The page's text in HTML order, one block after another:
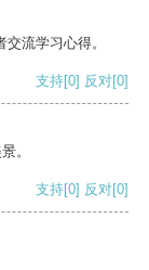
流学习心得。
支持[0] 反对[0]
。
支持[0] 反对[0]